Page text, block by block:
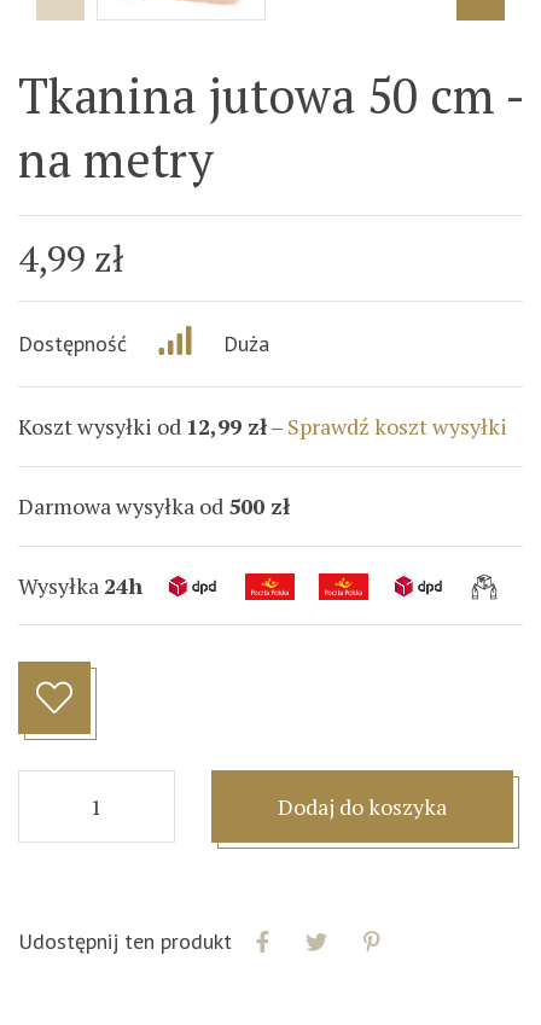
Tkanina jutowa 50 cm -
na metry
4,99 zł
Dostępność Duża
Koszt wysyłki od 12,99 zł– Sprawdź koszt wysyłki
Darmowa wysyłka od 500 zł
Wysyłka 24h
Dodaj do koszyka
Udostępnij ten produkt